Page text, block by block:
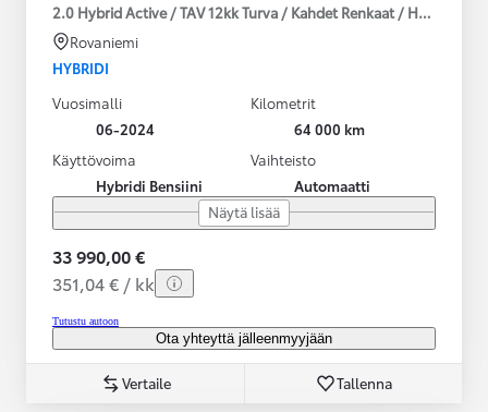
2.0 Hybrid Active / TAV 12kk Turva / Kahdet Renkaat /
Rovaniemi
HYBRIDI
Vuosimalli
06-2024
Kilometrit
64 000 km
Käyttövoima
Hybridi Bensiini
Vaihteisto
Automaatti
Näytä lisää
33 990,00 €
351,04 € / kk
Tutustu autoon
Ota yhteyttä jälleenmyyjään
Vertaile Tallenna